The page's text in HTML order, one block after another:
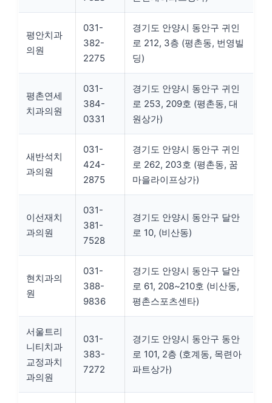
평안치과
의원
031-
382-
2275
경기도 안양시 동안구 귀인
로 212, 3층 (평촌동, 번영빌
딩)
평촌연세
치과의원
031-
384-
0331
경기도 안양시 동안구 귀인
로 253, 209호 (평촌동, 대
원상가)
새반석치
과의원
031-
424-
2875
경기도 안양시 동안구 귀인
로 262, 203호 (평촌동, 꿈
마을라이프상가)
이선재치
과의원
031-
381-
7528
경기도 안양시 동안구 달안
로 10, (비산동)
현치과의
원
031-
388-
9836
경기도 안양시 동안구 달안
로 61, 208~210호 (비산동,
평촌스포츠센타)
서울트리
니티치과
교정과치
과의원
031-
383-
7272
경기도 안양시 동안구 동안
로 101, 2층 (호계동, 목련아
파트상가)